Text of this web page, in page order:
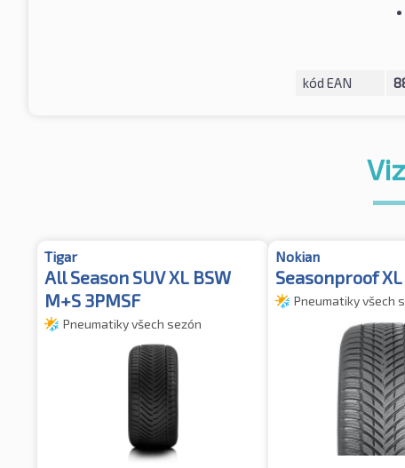
kód EAN
Tigar
All Season SUV XL BSW
M+S 3PMSF
Pneumatiky všech sezón
Nokian
Seasonproof XL
Pneumatiky všech